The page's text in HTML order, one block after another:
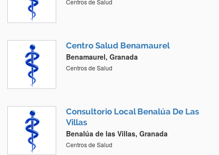
Centros de Salud
Centro Salud Benamaurel
Benamaurel, Granada
Centros de Salud
Consultorio Local Benalúa De Las
Villas
Benalúa de las Villas, Granada
Centros de Salud